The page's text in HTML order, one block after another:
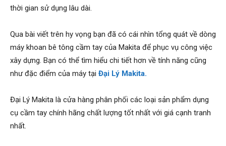
thời gian sử dụng lâu dài.
Qua bài viết trên hy vọng bạn đã có cái nhìn tổng quát về dòng
máy khoan bê tông cầm tay của Makita để phục vụ công việc
xây dựng. Bạn có thể tìm hiểu chi tiết hơn về tính năng cũng
như đặc điểm của máy tại Đại Lý Makita.
Đại Lý Makita là cửa hàng phân phối các loại sản phẩm dụng
cụ cầm tay chính hãng chất lượng tốt nhất với giá cạnh tranh
nhất.